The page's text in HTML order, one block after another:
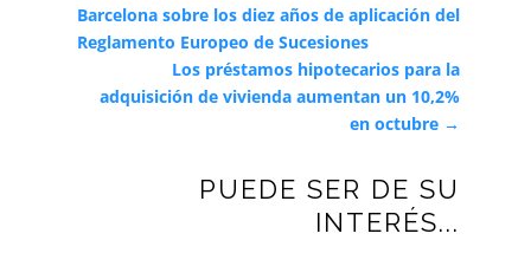
Barcelona sobre los diez años de aplicación del
Reglamento Europeo de Sucesiones
Los préstamos hipotecarios para la
adquisición de vivienda aumentan un 10,2%
en octubre →
PUEDE SER DE SU
INTERÉS...